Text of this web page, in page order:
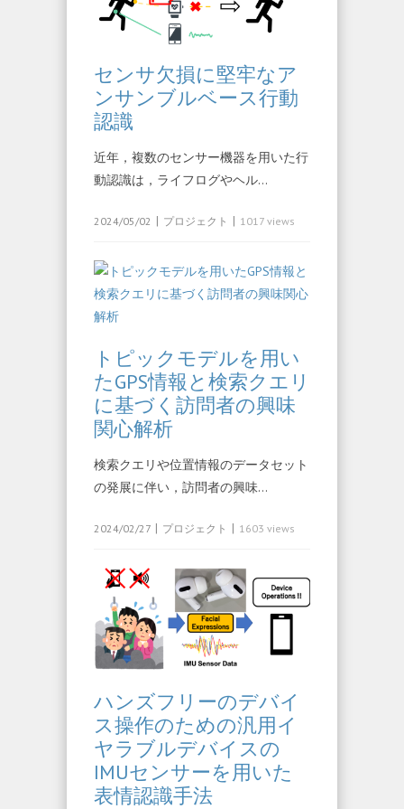
センサ欠損に堅牢なア
ンサンブルベース行動
認識
近年，複数のセンサー機器を用いた行
動認識は，ライフログやヘル…
2024/05/02 | プロジェクト | 1017 views
トピックモデルを用い
たGPS情報と検索クエリ
に基づく訪問者の興味
関心解析
検索クエリや位置情報のデータセット
の発展に伴い，訪問者の興味…
2024/02/27 | プロジェクト | 1603 views
ハンズフリーのデバイ
ス操作のための汎用イ
ヤラブルデバイスの
IMUセンサーを用いた
表情認識手法